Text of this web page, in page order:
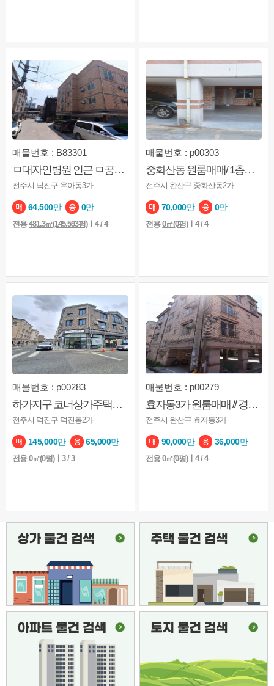
매물번호 : B83301
ㅁ대자인병원 인근 ㅁ공실없이 잘나가는 빌라 ㅁ임대수익좋음 ㅁ투자강
전주시 덕진구 우아동3가
64,500만 0만
전용481.3㎡(145.593평)ㅣ4 / 4
매물번호 : p00303
중화산동 원룸매매/ 1층상가/2012년준공
전주시 완산구 중화산동2가
70,000만 0만
전용0㎡(0평)ㅣ4 / 4
매물번호 : p00283
하가지구 코너상가주택매매 // 컨디션굿
전주시 덕진구 덕진동2가
145,000만 65,000만
전용0㎡(0평)ㅣ3 / 3
매물번호 : p00279
효자동3가 원룸매매 // 경찰청부근 /
전주시 완산구 효자동3가
90,000만 36,000만
전용0㎡(0평)ㅣ4 / 4
상담완료 아직 계약전이면 직접 방문해서 확인하고 싶어서 문자 남 2026-08-08
상담완료 여의동, 반월동에 위치한 가성비 좋은 월세원룸 구합니다 2026-08-08
상담완료 상담해주세요 2026-08-07
상담완료 안녕하세요 매물보고 연락드립니다 고양이 한마리 키우고 2026-08-06
상담완료 매물볼수있나요? 2026-08-06
상담완료 호성동1가 사무실 볼수있을까요?
상담완료 안녕하세요 혹시 4개월 단기 계약이 가능할까요?? 2026-08-06
상담완료 혹시 전세로 전환은 안되겠죠? 2026-08-05
상담완료 2026-08-04
상담완료 안녕하세요. 8월 8일 토요일에 집을 볼수 있을까요? 2026-08-04
상담완료 혹시 방 이미 나갔을까요? 2026-08-04
상담완료 고양이 키울 수 있는 최대한 저렴한 방 있을까요? 2026-08-04
상담완료 보고싶어요 이거
보증금 300선에서 효자동 투룸 문의드립니다 8/4 2026-08-03